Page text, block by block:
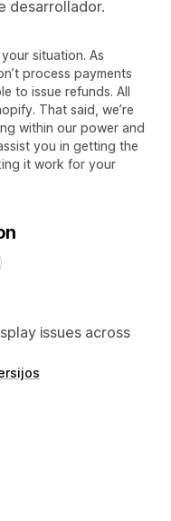
desarrollador.
situation. As
process payments
to issue refunds. All
That said, we’re
within our power and
you in getting the
it work for your
issues across